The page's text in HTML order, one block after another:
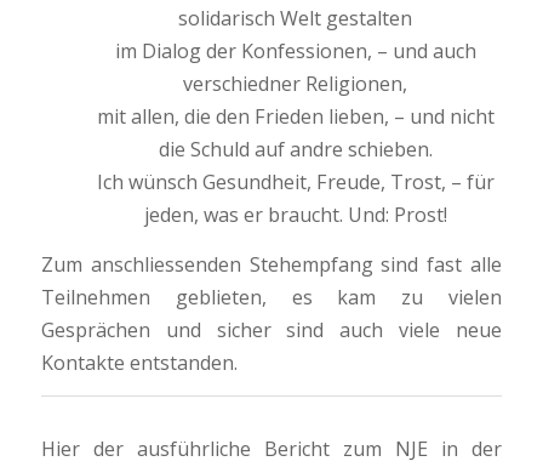
solidarisch Welt gestalten
im Dialog der Konfessionen, – und auch
verschiedner Religionen,
mit allen, die den Frieden lieben, – und nicht
die Schuld auf andre schieben.
Ich wünsch Gesundheit, Freude, Trost, – für
jeden, was er braucht. Und: Prost!
Zum anschliessenden Stehempfang sind fast alle
Teilnehmen geblieten, es kam zu vielen
Gesprächen und sicher sind auch viele neue
Kontakte entstanden.
Hier der ausführliche Bericht zum NJE in der